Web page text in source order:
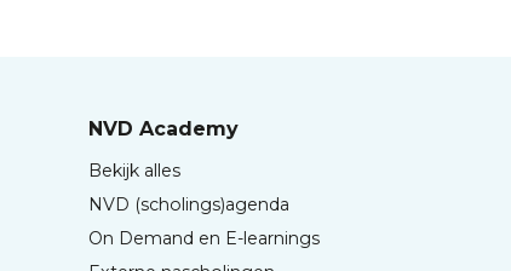
NVD Academy
Bekijk alles
NVD (scholings)agenda
On Demand en E-learnings